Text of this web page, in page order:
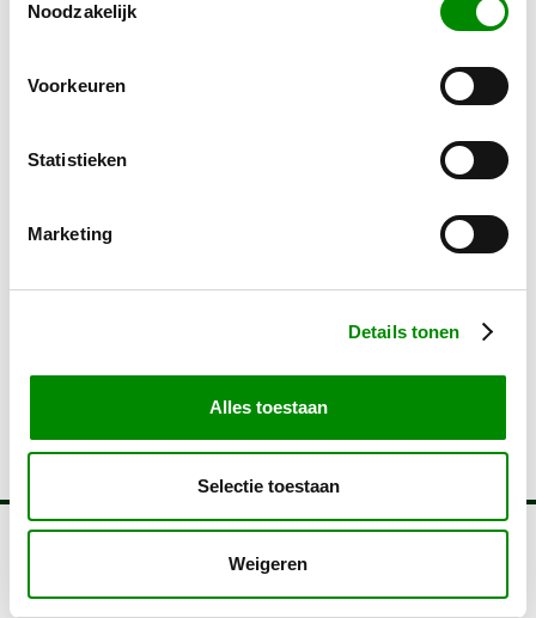
Noodzakelijk
Voorkeuren
Statistieken
Marketing
Details tonen
Alles toestaan
Selectie toestaan
Weigeren
met het Energieloket.
Energieloket
Toekomstbestendig Wonen Lening voor
Elektrische auto’s en laadpalen
informatie